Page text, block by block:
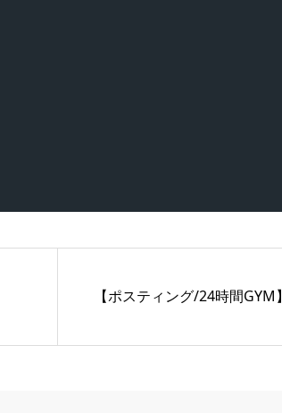
【ポスティング/24時間GYM】